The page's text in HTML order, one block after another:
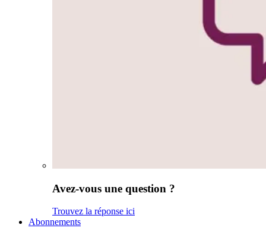
Avez-vous une question ?
Trouvez la réponse ici
Abonnements